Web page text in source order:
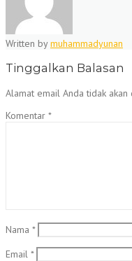
Written bymuhammadyunan
Tinggalkan Balasan
Alamat email Anda tidak akan
Komentar *
Nama *
Email *